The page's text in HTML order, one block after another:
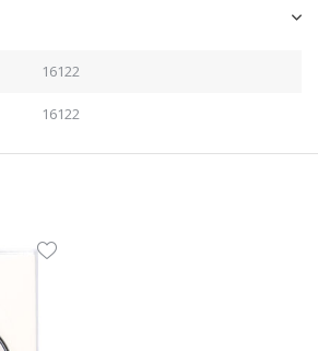
16122
16122